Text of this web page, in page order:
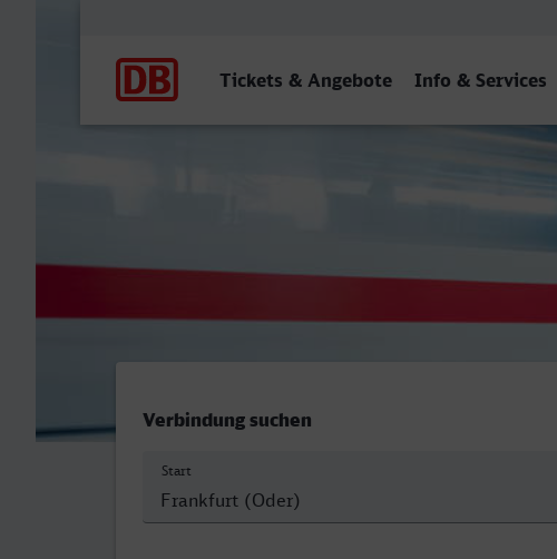
Tickets & Angebote Info & Services
Frankfurt (Oder) Bahnhof -
Verbindung suchen
Start